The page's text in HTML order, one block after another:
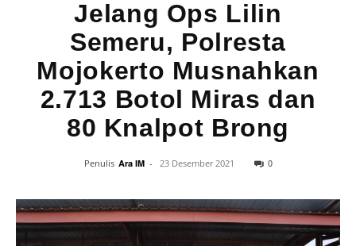
Jelang Ops Lilin
Semeru, Polresta
Mojokerto Musnahkan
2.713 Botol Miras dan
80 Knalpot Brong
Penulis Ara IM - 23 Desember 2021 0